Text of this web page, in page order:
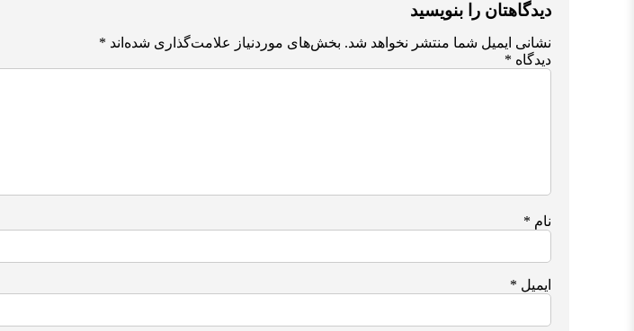
دیدگاهتان را بنویسید
نشانی ایمیل شما منتشر نخواهد شد. بخش‌های موردنیاز علامت‌گذاری شده‌اند *
دیدگاه *
نام *
ایمیل *